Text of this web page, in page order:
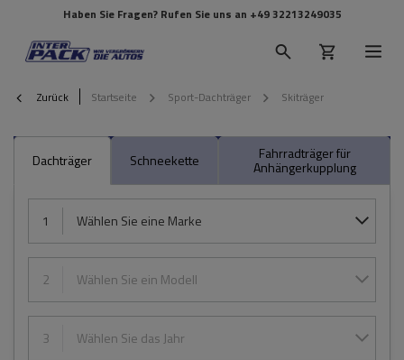
Haben Sie Fragen? Rufen Sie uns an +49 32213249035
Zurück Startseite Sport-Dachträger Skiträger
Dachträger Schneekette Fahrradträger für
Anhängerkupplung
1 Wählen Sie eine Marke
2 Wählen Sie ein Modell
3 Wählen Sie das Jahr